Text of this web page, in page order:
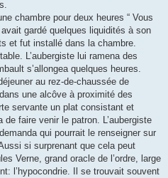
chambre pour deux heures “ Vous
gardé quelques liquidités à son
et fut installé dans la chambre.
L’aubergiste lui ramena des
s’allongea quelques heures.
au rez-de-chaussée de
une alcôve à proximité des
servante un plat consistant et
faire venir le patron. L’aubergiste
qui pourrait le renseigner sur
si surprenant que cela peut
Verne, grand oracle de l’ordre, large
l’hypocondrie. Il se trouvait souvent